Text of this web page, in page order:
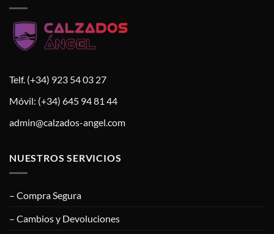
Telf. (+34) 923 54 03 27
Móvil: (+34) 645 94 81 44
admin@calzados-angel.com
NUESTROS SERVICIOS
– Compra Segura
– Cambios y Devoluciones